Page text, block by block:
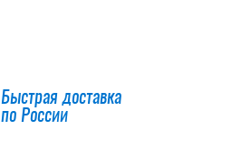
Быстрая доставка
по России